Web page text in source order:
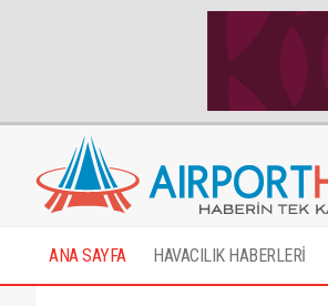
ANA SAYFA HAVACILIK HABERLERİ